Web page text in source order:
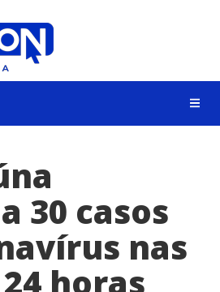
30 casos
nas
horas